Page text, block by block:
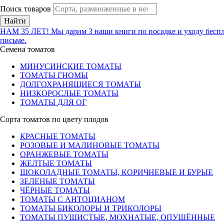
Поиск товаров
Найти
НАМ 35 ЛЕТ! Мы дарим 3 наши книги по посадке и уходу
письме.
Семена томатов
МИНУСИНСКИЕ ТОМАТЫ
ТОМАТЫ ГНОМЫ
ДОЛГОХРАНЯЩИЕСЯ ТОМАТЫ
НИЗКОРОСЛЫЕ ТОМАТЫ
ТОМАТЫ ДЛЯ ОГ
Сорта томатов по цвету плодов
КРАСНЫЕ ТОМАТЫ
РОЗОВЫЕ И МАЛИНОВЫЕ ТОМАТЫ
ОРАНЖЕВЫЕ ТОМАТЫ
ЖЕЛТЫЕ ТОМАТЫ
ШОКОЛАДНЫЕ ТОМАТЫ, КОРИЧНЕВЫЕ И БУРЫЕ
ЗЕЛЕНЫЕ ТОМАТЫ
ЧЁРНЫЕ ТОМАТЫ
ТОМАТЫ С АНТОЦИАНОМ
ТОМАТЫ БИКОЛОРЫ И ТРИКОЛОРЫ
ТОМАТЫ ПУШИСТЫЕ, МОХНАТЫЕ, ОПУШЁННЫЕ